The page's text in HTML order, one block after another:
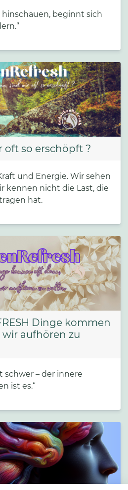
hinschauen, beginnt sich
oft so erschöpft ?
und Energie. Wir sehen
kennen nicht die Last, die
hat.
Dinge kommen
aufhören zu
schwer – der innere
ist es.“